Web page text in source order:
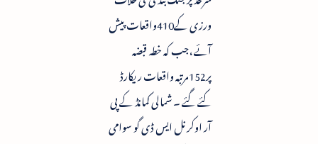
ورزی کے410واقعات پیش
آئے ،جب کہ خطہ قبضہ
پر152مرتبہ واقعات ریکارڈ
کئے گئے ۔ شمالی کمانڈ کے پی
آر اوکرنل ایس ڈی گو سوامی